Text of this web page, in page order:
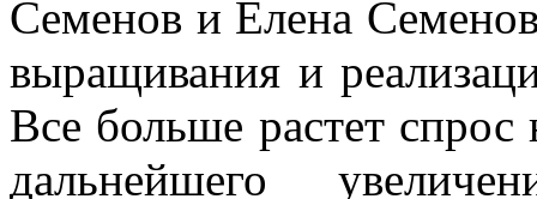
Семенов и Елена
выращивания и
Все больше растет
дальнейшего